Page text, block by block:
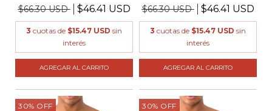
$66.30 USD
$46.41 USD
3 cuotas de $15.47 USD sin
interés
AGREGAR AL CARRITO
$66.30 USD
$46.41 USD
3 cuotas de $15.47 USD sin
interés
AGREGAR AL CARRITO
30% OFF 30% OFF